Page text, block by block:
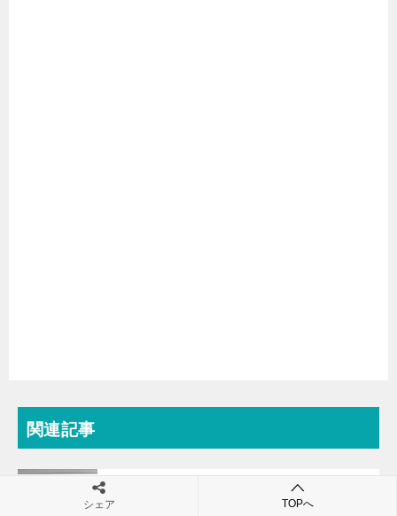
関連記事
やまのぼり日記(YouTuber)は何者？年齢や本名や
プロフィールは？結婚や彼氏やSNSは？
シェア TOPへ